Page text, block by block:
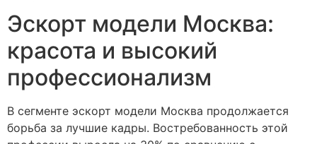
Эскорт модели Москва:
красота и высокий
профессионализм
В сегменте эскорт модели Москва продолжается
борьба за лучшие кадры. Востребованность этой